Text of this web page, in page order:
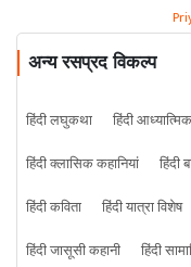
अन्य रसप्रद विकल्प
हिंदी लघुकथा हिंदी
हिंदी क्लासिक कहानियां
हिंदी
हिंदी कविता
हिंदी यात्रा विशेष
हिंदी जासूसी कहानी
हिंदी